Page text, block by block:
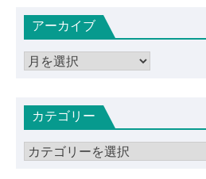
アーカイブ
ア
イカテゴリー
カ